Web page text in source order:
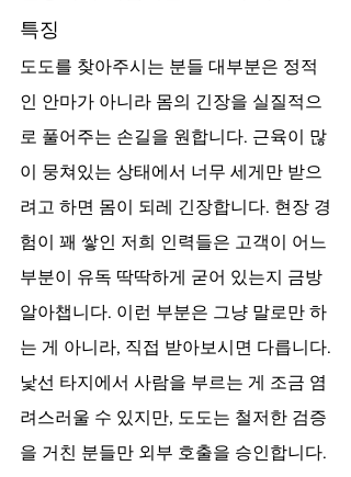
특징
도도를 찾아주시는 분들 대부분은 정적
인 안마가 아니라 몸의 긴장을 실질적으
로 풀어주는 손길을 원합니다. 근육이 많
이 뭉쳐있는 상태에서 너무 세게만 받으
려고 하면 몸이 되레 긴장합니다. 현장 경
험이 꽤 쌓인 저희 인력들은 고객이 어느
부분이 유독 딱딱하게 굳어 있는지 금방
알아챕니다. 이런 부분은 그냥 말로만 하
는 게 아니라, 직접 받아보시면 다릅니다.
낯선 타지에서 사람을 부르는 게 조금 염
려스러울 수 있지만, 도도는 철저한 검증
을 거친 분들만 외부 호출을 승인합니다.